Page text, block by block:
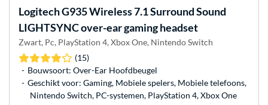
LogitechG935 Wireless 7.1 Surround Sound
LIGHTSYNC over-ear gaming headset
Zwart, Pc, PlayStation 4, Xbox One, Nintendo Switch
(15)
Bouwsoort: Over-Ear Hoofdbeugel
Geschikt voor: Gaming, Mobiele spelers, Mobiele telefoons,
Nintendo Switch, PC-systemen, PlayStation 4, Xbox One